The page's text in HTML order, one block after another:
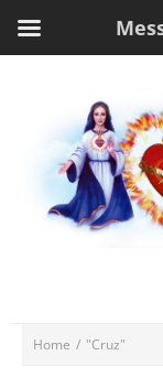
Home / "Cruz"